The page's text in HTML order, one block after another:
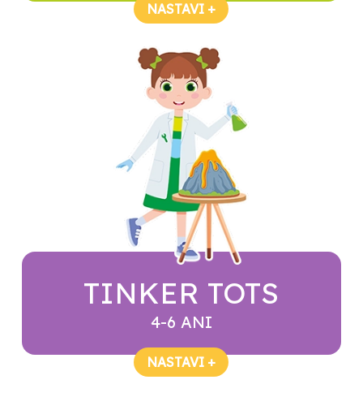
NASTAVI +
TINKER TOTS
4-6 ANI
NASTAVI +